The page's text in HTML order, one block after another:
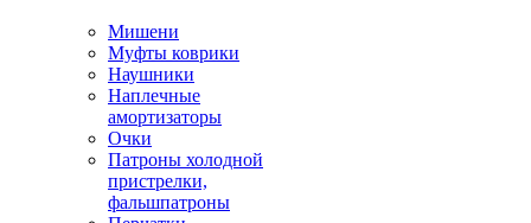
Мишени
Муфты коврики
Наушники
Наплечные
амортизаторы
Очки
Патроны холодной
пристрелки,
фальшпатроны